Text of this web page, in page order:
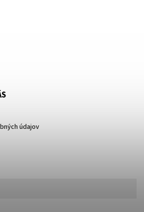
údajov